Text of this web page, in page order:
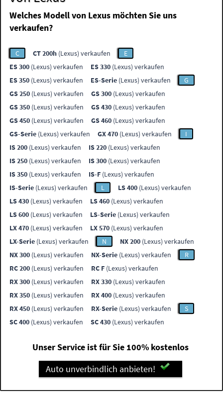
Welches Modell von Lexus möchten Sie uns
verkaufen?
C CT 200h (Lexus) verkaufen
E
ES 300 (Lexus) verkaufen ES 330 (Lexus) verkaufen
ES 350 (Lexus) verkaufen ES-Serie (Lexus) verkaufen
G
GS 250 (Lexus) verkaufen GS 300 (Lexus) verkaufen
GS 350 (Lexus) verkaufen GS 430 (Lexus) verkaufen
GS 450 (Lexus) verkaufen GS 460 (Lexus) verkaufen
GS-Serie (Lexus) verkaufen GX 470 (Lexus) verkaufen
I
IS 200 (Lexus) verkaufen IS 220 (Lexus) verkaufen
IS 250 (Lexus) verkaufen IS 300 (Lexus) verkaufen
IS 350 (Lexus) verkaufen IS-F (Lexus) verkaufen
IS-Serie (Lexus) verkaufen L LS 400 (Lexus) verkaufen
LS 430 (Lexus) verkaufen LS 460 (Lexus) verkaufen
LS 600 (Lexus) verkaufen LS-Serie (Lexus) verkaufen
LX 470 (Lexus) verkaufen LX 570 (Lexus) verkaufen
LX-Serie (Lexus) verkaufen N NX 200 (Lexus) verkaufen
NX 300 (Lexus) verkaufen NX-Serie (Lexus) verkaufen
R
RC 200 (Lexus) verkaufen RC F (Lexus) verkaufen
RX 300 (Lexus) verkaufen RX 330 (Lexus) verkaufen
RX 350 (Lexus) verkaufen RX 400 (Lexus) verkaufen
RX 450 (Lexus) verkaufen RX-Serie (Lexus) verkaufen
S
SC 400 (Lexus) verkaufen SC 430 (Lexus) verkaufen
Unser Service ist für Sie 100% kostenlos
Auto unverbindlich anbieten!